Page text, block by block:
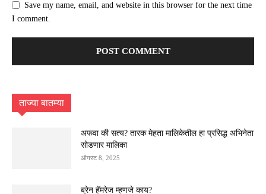
Save my name, email, and website in this browser for the next time
I comment.
ताज्या बातम्या
अफवा की सत्य? तारक मेहता मालिकेतील हा प्रसिद्ध अभिनेता
सोडणार मालिका
ऑगस्ट 8, 2025
ब्रेन हॅमरेज म्हणजे काय?